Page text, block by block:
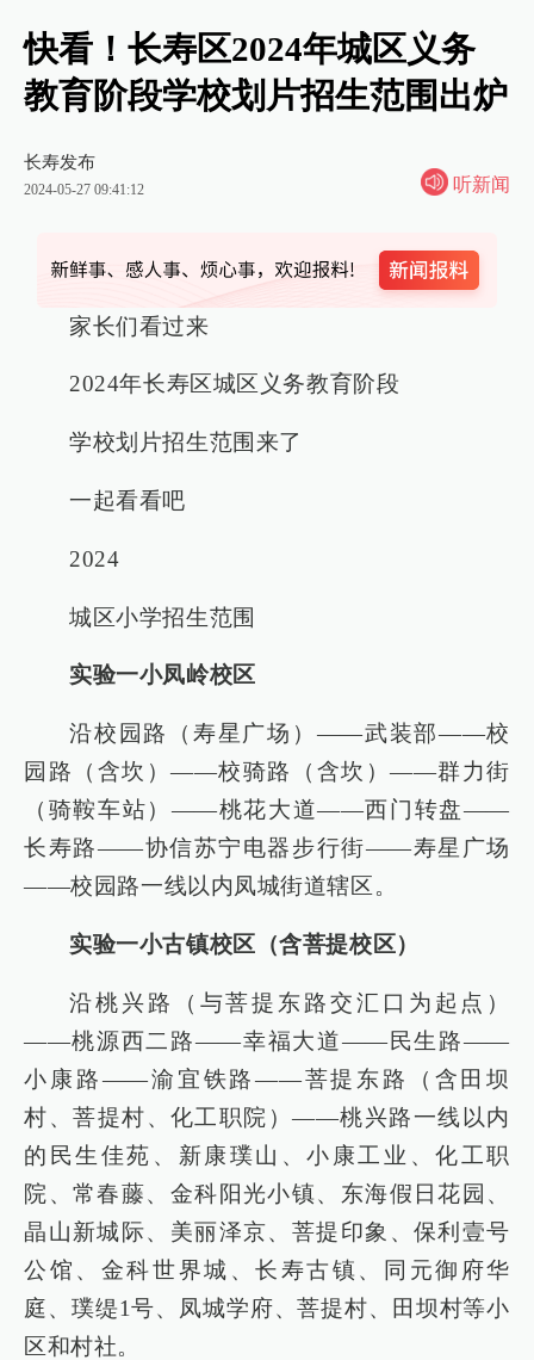
快看！长寿区2024年城区义务
教育阶段学校划片招生范围出炉
长寿发布
2024-05-27 09:41:12 听新闻
家长们看过来
2024年长寿区城区义务教育阶段
学校划片招生范围来了
一起看看吧
2024
城区小学招生范围
实验一小凤岭校区
沿校园路（寿星广场）——武装部——校
园路（含坎）——校骑路（含坎）——群力街
（骑鞍车站）——桃花大道——西门转盘——
长寿路——协信苏宁电器步行街——寿星广场
——校园路一线以内凤城街道辖区。
实验一小古镇校区（含菩提校区）
沿桃兴路（与菩提东路交汇口为起点）
——桃源西二路——幸福大道——民生路——
小康路——渝宜铁路——菩提东路（含田坝
村、菩提村、化工职院）——桃兴路一线以内
的民生佳苑、新康璞山、小康工业、化工职
院、常春藤、金科阳光小镇、东海假日花园、
晶山新城际、美丽泽京、菩提印象、保利壹号
公馆、金科世界城、长寿古镇、同元御府华
庭、璞缇1号、凤城学府、菩提村、田坝村等小
区和村社。